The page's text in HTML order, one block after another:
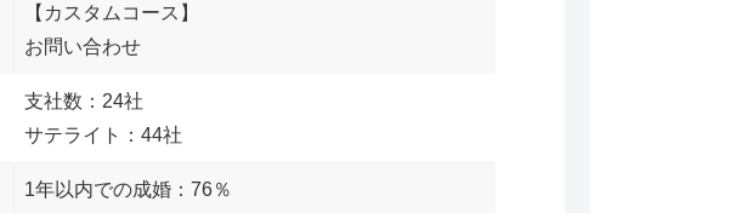
【カスタムコース】
お問い合わせ
支社数：24社
サテライト：44社
1年以内での成婚：76％